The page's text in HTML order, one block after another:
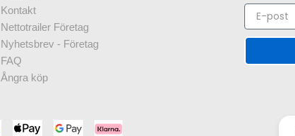
Kontakt
Nettotrailer Företag
Nyhetsbrev - Företag
FAQ
Ångra köp